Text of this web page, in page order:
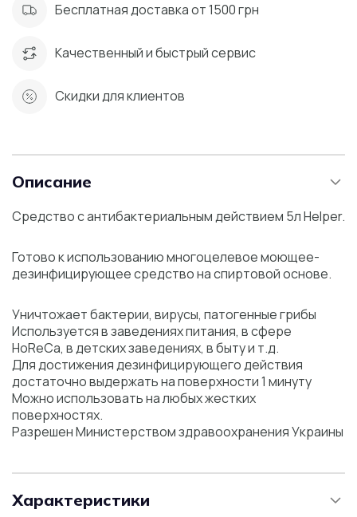
Бесплатная доставка от 1500 грн
Качественный и быстрый сервис
Скидки для клиентов
Описание
Средство с антибактериальным действием 5л Helper.
Готово к использованию многоцелевое моющее-
дезинфицирующее средство на спиртовой основе.
Уничтожает бактерии, вирусы, патогенные грибы
Используется в заведениях питания, в сфере
HoReCa, в детских заведениях, в быту и т.д.
Для достижения дезинфицирующего действия
достаточно выдержать на поверхности 1 минуту
Можно использовать на любых жестких
поверхностях.
Разрешен Министерством здравоохранения Украины
Характеристики